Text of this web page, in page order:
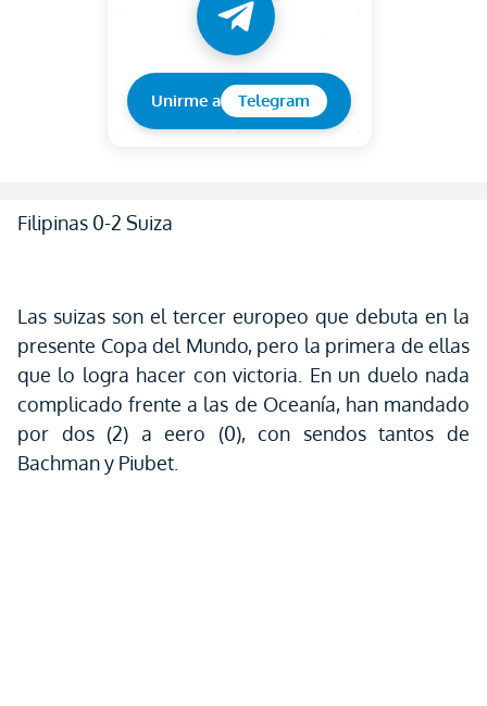
Unirme a Telegram
Filipinas 0-2 Suiza
Las suizas son el tercer europeo que debuta en la
presente Copa del Mundo, pero la primera de ellas
que lo logra hacer con victoria. En un duelo nada
complicado frente a las de Oceanía, han mandado
por dos (2) a eero (0), con sendos tantos de
Bachman y Piubet.